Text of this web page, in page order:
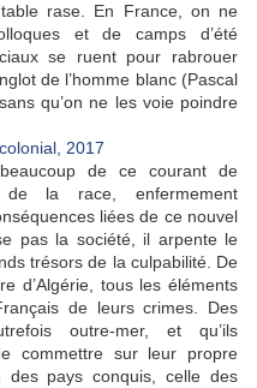
rase. En France, on ne
et de camps d’été
se ruent pour rabrouer
de l’homme blanc (Pascal
qu’on ne les voie poindre
de ce courant de
de la race, enfermement
liées de ce nouvel
pas la société, il arpente le
trésors de la culpabilité. De
d’Algérie, tous les éléments
de leurs crimes. Des
outre-mer, et qu’ils
commettre sur leur propre
des pays conquis, celle des